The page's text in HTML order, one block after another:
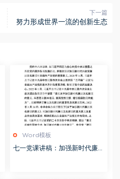
下一篇
努力形成世界一流的创新生态
Word模板
七一党课讲稿：加强新时代廉洁